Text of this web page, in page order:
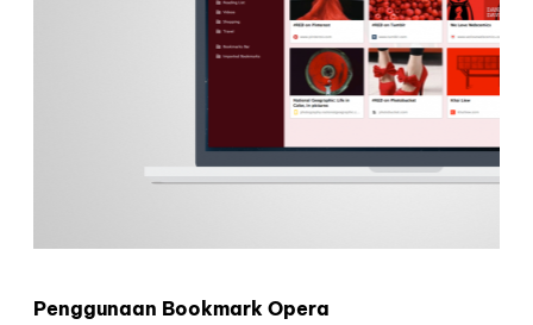
Penggunaan Bookmark Opera